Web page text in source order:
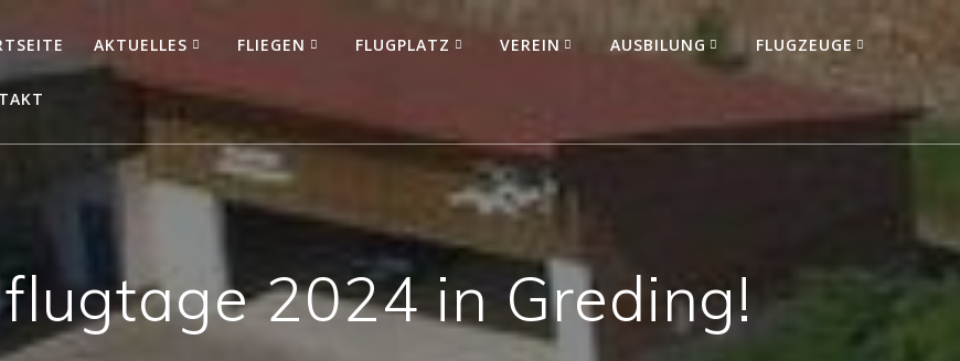
AKTUELLES FLIEGEN FLUGPLATZ VEREIN AUSBILUNG FLUGZEUGE
2024 in Greding!